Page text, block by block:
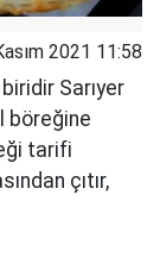
2021 11:58
Sarıyer
böreğine
tarifi
çıtır,